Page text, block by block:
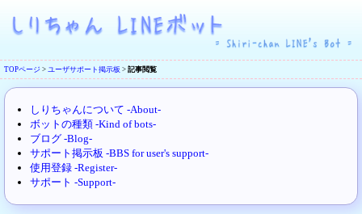
TOPページ > ユーザサポート掲示板 > 記事閲覧
しりちゃんについて -About-
ボットの種類 -Kind of bots-
ブログ -Blog-
サポート掲示板 -BBS for user's support-
使用登録 -Register-
サポート -Support-